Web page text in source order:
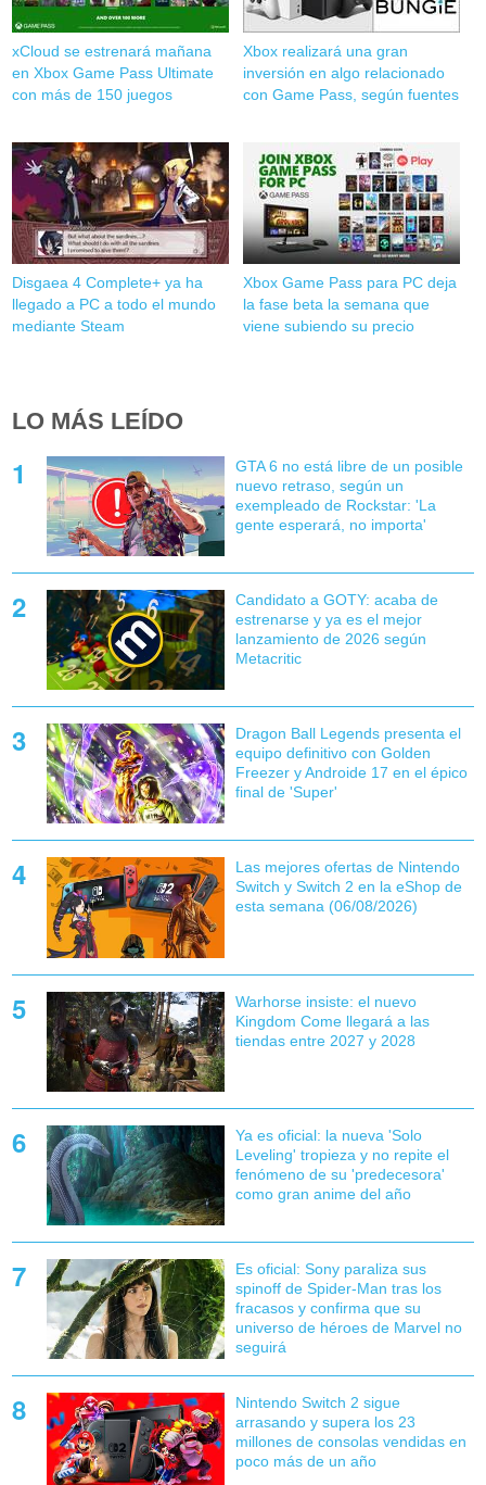
xCloud se estrenará mañana
en Xbox Game Pass Ultimate
con más de 150 juegos
Xbox realizará una gran
inversión en algo relacionado
con Game Pass, según fuentes
Disgaea 4 Complete+ ya ha
llegado a PC a todo el mundo
mediante Steam
Xbox Game Pass para PC deja
la fase beta la semana que
viene subiendo su precio
LO MÁS LEÍDO
GTA 6 no está libre de un posible
nuevo retraso, según un
exempleado de Rockstar: 'La
gente esperará, no importa'
Candidato a GOTY: acaba de
estrenarse y ya es el mejor
lanzamiento de 2026 según
Metacritic
Dragon Ball Legends presenta el
equipo definitivo con Golden
Freezer y Androide 17 en el épico
final de 'Super'
Las mejores ofertas de Nintendo
Switch y Switch 2 en la eShop de
esta semana (06/08/2026)
Warhorse insiste: el nuevo
Kingdom Come llegará a las
tiendas entre 2027 y 2028
Ya es oficial: la nueva 'Solo
Leveling' tropieza y no repite el
fenómeno de su 'predecesora'
como gran anime del año
Es oficial: Sony paraliza sus
spinoff de Spider-Man tras los
fracasos y confirma que su
universo de héroes de Marvel no
seguirá
Nintendo Switch 2 sigue
arrasando y supera los 23
millones de consolas vendidas en
poco más de un año